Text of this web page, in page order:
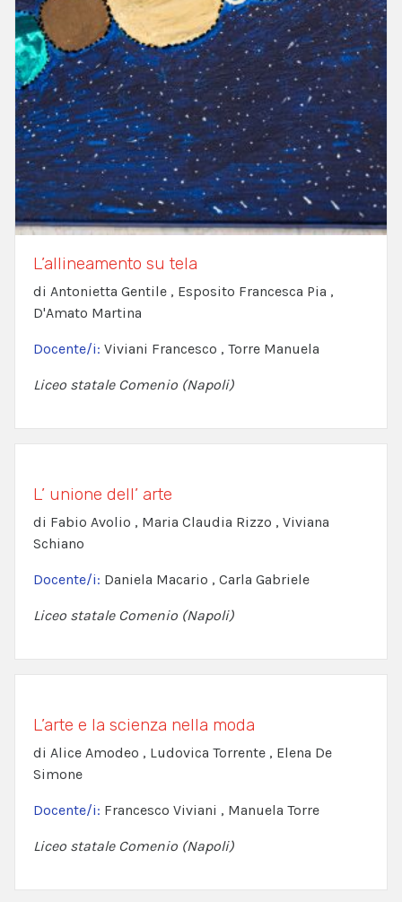
L’allineamento su tela
di Antonietta Gentile , Esposito Francesca Pia ,
D'Amato Martina
Docente/i: Viviani Francesco , Torre Manuela
Liceo statale Comenio (Napoli)
L’ unione dell’ arte
di Fabio Avolio , Maria Claudia Rizzo , Viviana
Schiano
Docente/i: Daniela Macario , Carla Gabriele
Liceo statale Comenio (Napoli)
L’arte e la scienza nella moda
di Alice Amodeo , Ludovica Torrente , Elena De
Simone
Docente/i: Francesco Viviani , Manuela Torre
Liceo statale Comenio (Napoli)